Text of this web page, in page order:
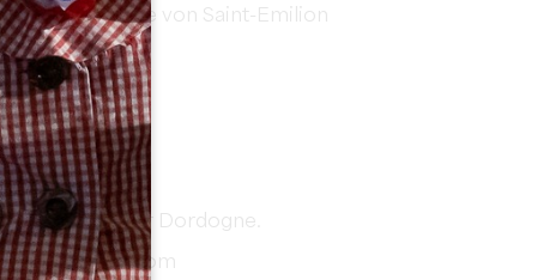
die Weinberge von Saint-Emilion
das Tal der Dordogne.
wurden vom